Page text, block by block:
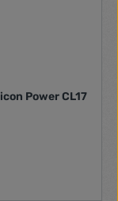
Power CL17